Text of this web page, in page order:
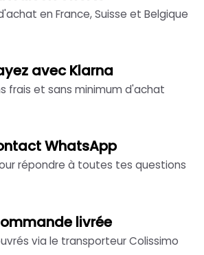
en France, Suisse et Belgique
avec Klarna
frais et sans minimum d'achat
WhatsApp
répondre à toutes tes questions
livrée
via le transporteur Colissimo